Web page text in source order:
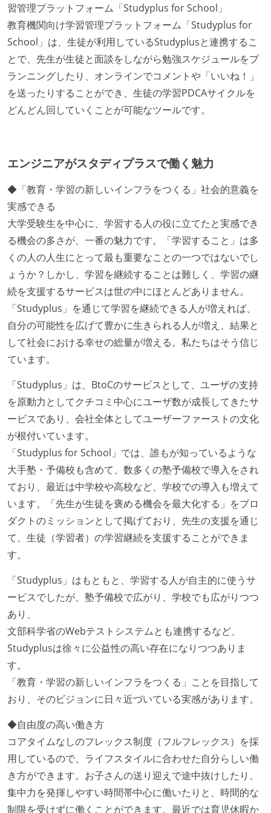
習管理プラットフォーム「Studyplus for School」
教育機関向け学習管理プラットフォーム「Studyplus for
School」は、生徒が利用しているStudyplusと連携するこ
とで、先生が生徒と面談をしながら勉強スケジュールをプ
ランニングしたり、オンラインでコメントや「いいね！」
を送ったりすることができ、生徒の学習PDCAサイクルを
どんどん回していくことが可能なツールです。
エンジニアがスタディプラスで働く魅力
◆「教育・学習の新しいインフラをつくる」社会的意義を
実感できる
大学受験生を中心に、学習する人の役に立てたと実感でき
る機会の多さが、一番の魅力です。「学習すること」は多
くの人の人生にとって最も重要なことの一つではないでし
ょうか？しかし、学習を継続することは難しく、学習の継
続を支援するサービスは世の中にほとんどありません。
「Studyplus」を通じて学習を継続できる人が増えれば、
自分の可能性を広げて豊かに生きられる人が増え、結果と
して社会における幸せの総量が増える。私たちはそう信じ
ています。
「Studyplus」は、BtoCのサービスとして、ユーザの支持
を原動力としてクチコミ中心にユーザ数が成長してきたサ
ービスであり、会社全体としてユーザーファーストの文化
が根付いています。
「Studyplus for School」では、誰もが知っているような
大手塾・予備校も含めて、数多くの塾予備校で導入をされ
ており、最近は中学校や高校など、学校での導入も増えて
います。「先生が生徒を褒める機会を最大化する」をプロ
ダクトのミッションとして掲げており、先生の支援を通じ
て、生徒（学習者）の学習継続を支援することができま
す。
「Studyplus」はもともと、学習する人が自主的に使うサ
ービスでしたが、塾予備校で広がり、学校でも広がりつつ
あり、
文部科学省のWebテストシステムとも連携するなど、
Studyplusは徐々に公益性の高い存在になりつつありま
す。
「教育・学習の新しいインフラをつくる」ことを目指して
おり、そのビジョンに日々近づいている実感があります。
◆自由度の高い働き方
コアタイムなしのフレックス制度（フルフレックス）を採
用しているので、ライフスタイルに合わせた自分らしい働
き方ができます。お子さんの送り迎えで途中抜けしたり、
集中力を発揮しやすい時間帯中心に働いたりと、時間的な
制限を受けずに働くことができます。最近では育児休暇か